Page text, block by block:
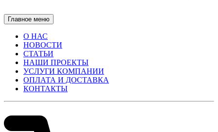
Главное меню
О НАС
НОВОСТИ
СТАТЬИ
НАШИ ПРОЕКТЫ
УСЛУГИ КОМПАНИИ
ОПЛАТА И ДОСТАВКА
КОНТАКТЫ